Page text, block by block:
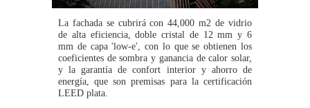
La fachada se cubrirá con 44,000 m2 de vidrio
de alta eficiencia, doble cristal de 12 mm y 6
mm de capa 'low-e', con lo que se obtienen los
coeficientes de sombra y ganancia de calor solar,
y la garantía de confort interior y ahorro de
energía, que son premisas para la certificación
LEED plata.